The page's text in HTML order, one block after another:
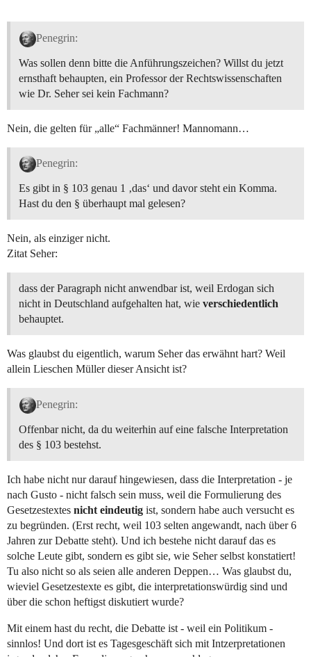
Penegrin:
Was sollen denn bitte die Anführungszeichen? Willst du jetzt
ernsthaft behaupten, ein Professor der Rechtswissenschaften
wie Dr. Seher sei kein Fachmann?
Nein, die gelten für „alle“ Fachmänner! Mannomann…
Penegrin:
Es gibt in § 103 genau 1 ‚das‘ und davor steht ein Komma.
Hast du den § überhaupt mal gelesen?
Nein, als einziger nicht.
Zitat Seher:
dass der Paragraph nicht anwendbar ist, weil Erdogan sich
nicht in Deutschland aufgehalten hat, wie verschiedentlich
behauptet.
Was glaubst du eigentlich, warum Seher das erwähnt hart? Weil
allein Lieschen Müller dieser Ansicht ist?
Penegrin:
Offenbar nicht, da du weiterhin auf eine falsche Interpretation
des § 103 bestehst.
Ich habe nicht nur darauf hingewiesen, dass die Interpretation - je
nach Gusto - nicht falsch sein muss, weil die Formulierung des
Gesetzestextes nicht eindeutig ist, sondern habe auch versucht es
zu begründen. (Erst recht, weil 103 selten angewandt, nach über 6
Jahren zur Debatte steht). Und ich bestehe nicht darauf das es
solche Leute gibt, sondern es gibt sie, wie Seher selbst konstatiert!
Tu also nicht so als seien alle anderen Deppen… Was glaubst du,
wieviel Gesetzestexte es gibt, die interpretationswürdig sind und
über die schon heftigst diskutiert wurde?
Mit einem hast du recht, die Debatte ist - weil ein Politikum -
sinnlos! Und dort ist es Tagesgeschäft sich mit Intzerpretationen